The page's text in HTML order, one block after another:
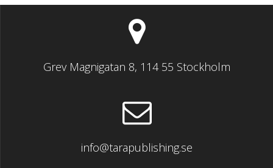
Grev Magnigatan 8, 114 55 Stockholm
info@tarapublishing.se